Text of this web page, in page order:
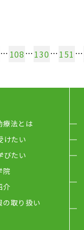
… 108 … 130 … 151 …
療法とは
けたい
びたい
院
介
の取り扱い